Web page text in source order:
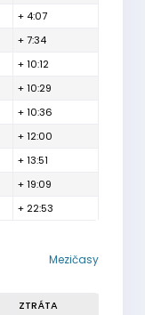
+ 4:07
+ 7:34
+ 10:12
+ 10:29
+ 10:36
+ 12:00
+ 13:51
+ 19:09
+ 22:53
Mezičasy
ZTRÁTA